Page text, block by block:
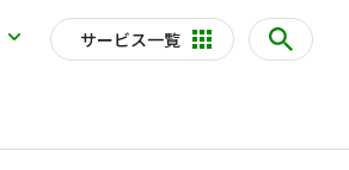
サービス一覧